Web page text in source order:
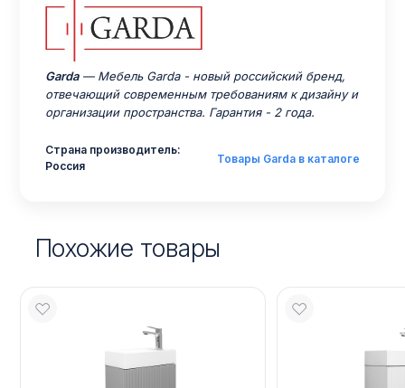
Garda— Мебель Garda - новый российский бренд,
отвечающий современным требованиям к дизайну и
организации пространства. Гарантия - 2 года.
Страна производитель:
Россия
Товары Garda в каталоге
Похожие товары